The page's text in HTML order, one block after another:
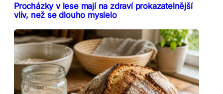
Procházky v lese mají na zdraví prokazatelnější
vliv, než se dlouho myslelo